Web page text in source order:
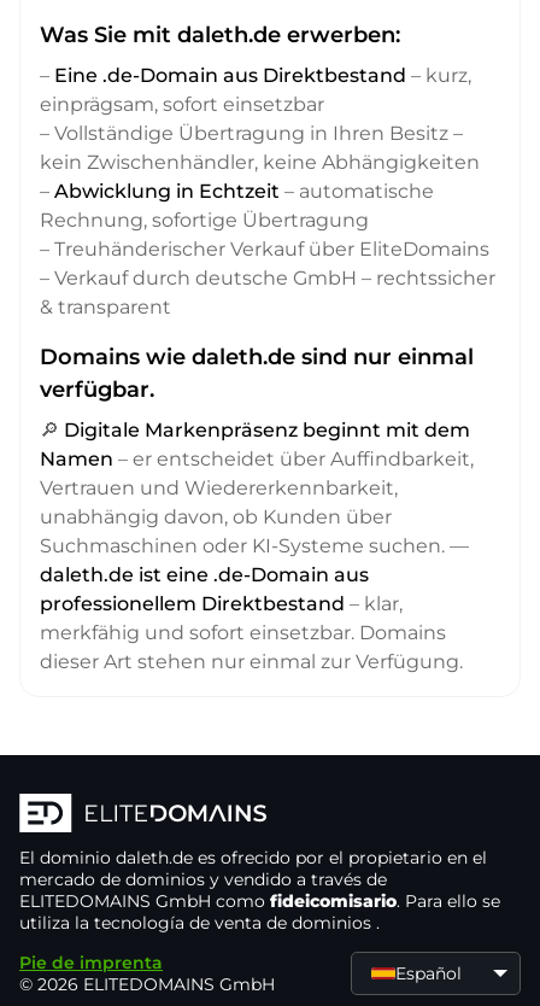
Was Sie mit daleth.de erwerben:
– Eine .de-Domain aus Direktbestand – kurz,
einprägsam, sofort einsetzbar
– Vollständige Übertragung in Ihren Besitz –
kein Zwischenhändler, keine Abhängigkeiten
– Abwicklung in Echtzeit – automatische
Rechnung, sofortige Übertragung
– Treuhänderischer Verkauf über EliteDomains
– Verkauf durch deutsche GmbH – rechtssicher
& transparent
Domains wie daleth.de sind nur einmal
verfügbar.
🔎 Digitale Markenpräsenz beginnt mit dem
Namen – er entscheidet über Auffindbarkeit,
Vertrauen und Wiedererkennbarkeit,
unabhängig davon, ob Kunden über
Suchmaschinen oder KI-Systeme suchen. —
daleth.de ist eine .de-Domain aus
professionellem Direktbestand – klar,
merkfähig und sofort einsetzbar. Domains
dieser Art stehen nur einmal zur Verfügung.
El dominio daleth.de es ofrecido por el propietario en el
mercado de dominios y vendido a través de
ELITEDOMAINS GmbH como fideicomisario. Para ello se
utiliza la tecnología de venta de dominios .
Pie de imprenta
© 2026 ELITEDOMAINS GmbH
Español